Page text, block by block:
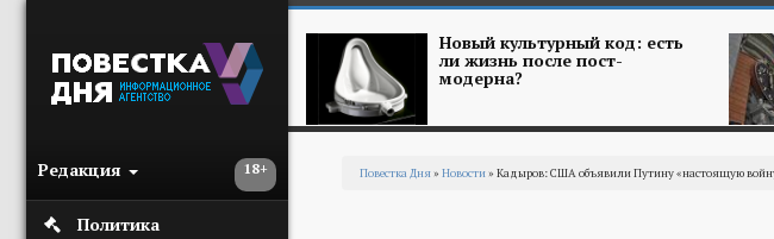
18+
Редакция
Политика
Новый культурный код: есть
ли жизнь после пост-
модерна?
Повестка Дня» Новости» Кадыров: США объявили Путину «настоящую